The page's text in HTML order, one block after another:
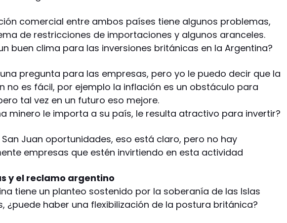
comercial entre ambos países tiene algunos problemas,
de restricciones de importaciones y algunos aranceles.
buen clima para las inversiones británicas en la Argentina?
pregunta para las empresas, pero yo le puedo decir que la
no es fácil, por ejemplo la inflación es un obstáculo para
tal vez en un futuro eso mejore.
minero le importa a su país, le resulta atractivo para invertir?
Juan oportunidades, eso está claro, pero no hay
empresas que estén invirtiendo en esta actividad
y el reclamo argentino
tiene un planteo sostenido por la soberanía de las Islas
¿puede haber una flexibilización de la postura británica?